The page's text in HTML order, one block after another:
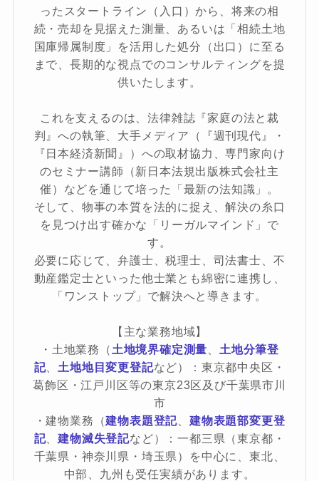
ったスタートライン（入口）から、将来の相
続・売却を見据えた測量、あるいは「相続土地
国庫帰属制度」を活用した処分（出口）に至る
まで、長期的な視点でのコンサルティングを提
供いたします。
これを支えるのは、法律雑誌『家庭の法と裁
判』への執筆、大手メディア（『週刊現代』・
『日本経済新聞』）への取材協力、専門家向け
のセミナー講師（新日本法規出版株式会社主
催）などを通じて培った「最新の法知識」。
そして、物事の本質を法的に捉え、解決の糸口
を見つけ出す確かな「リーガルマインド」で
す。
必要に応じて、弁護士、税理士、司法書士、不
動産鑑定士といった他士業とも綿密に連携し、
「ワンストップ」で解決へと導きます。
【主な業務地域】
・土地業務（ 土地境界確定測量
土地分筆登
記、 土地地目変更登記など）：東京都中央区・
葛飾区・江戸川区等の東京23区及び千葉県市川
市
・建物業務（建物表題登記 、建物表題部変更登
記、建物滅失登記など）：一都三県（東京都・
千葉県・神奈川県・埼玉県）を中心に、東北、
中部、九州も受任実績があります。